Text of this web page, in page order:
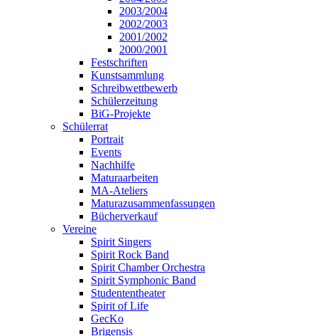
2003/2004
2002/2003
2001/2002
2000/2001
Festschriften
Kunstsammlung
Schreibwettbewerb
Schülerzeitung
BiG-Projekte
Schülerrat
Portrait
Events
Nachhilfe
Maturaarbeiten
MA-Ateliers
Maturazusammenfassungen
Bücherverkauf
Vereine
Spirit Singers
Spirit Rock Band
Spirit Chamber Orchestra
Spirit Symphonic Band
Studententheater
Spirit of Life
GecKo
Brigensis